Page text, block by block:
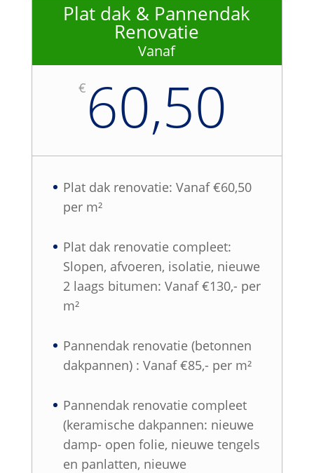
Plat dak & Pannendak
Renovatie
Vanaf
€ 60,50
Plat dak renovatie: Vanaf €60,50
per m²
Plat dak renovatie compleet:
Slopen, afvoeren, isolatie, nieuwe
2 laags bitumen: Vanaf €130,- per
m²
Pannendak renovatie (betonnen
dakpannen) : Vanaf €85,- per m²
Pannendak renovatie compleet
(keramische dakpannen: nieuwe
damp- open folie, nieuwe tengels
en panlatten, nieuwe